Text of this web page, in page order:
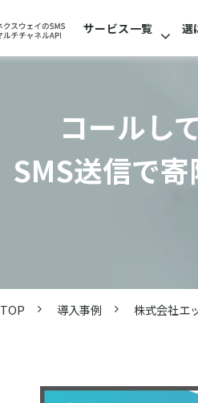
サービス一覧 選
コールし
SMS送信で
TOP 導入事例 株式会社エ